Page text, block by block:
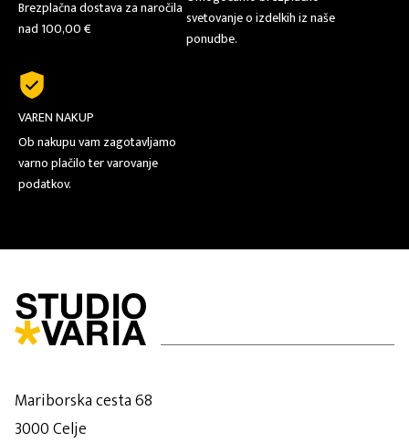
Brezplačna dostava za naročila
nad 100,00 €
svetovanje o izdelkih iz naše
ponudbe.
VAREN NAKUP
Ob nakupu vam zagotavljamo
varno plačilo ter varovanje
podatkov.
Mariborska cesta 68
3000 Celje